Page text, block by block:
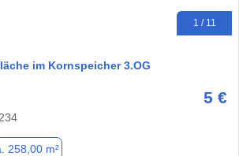
1 / 11
im Kornspeicher 3.OG
5 €
258,00 m²